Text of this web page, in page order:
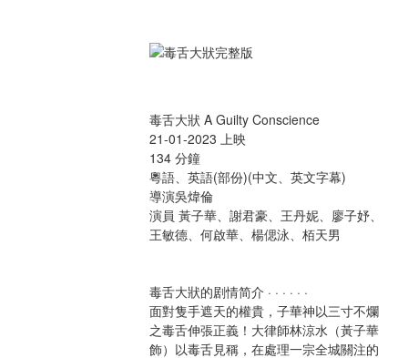
毒舌大狀 A Guilty Conscience
21-01-2023 上映
134 分鐘
粵語、英語(部份)(中文、英文字幕)
導演吳煒倫
演員	黃子華、謝君豪、王丹妮、廖子妤、
王敏德、何啟華、楊偲泳、栢天男
毒舌大狀的剧情简介 · · · · · ·
面對隻手遮天的權貴，子華神以三寸不爛
之毒舌伸張正義！大律師林涼水（黃子華
飾）以毒舌見稱，在處理一宗全城關注的